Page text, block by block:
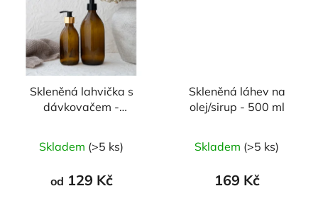
Skleněná lahvička s
dávkovačem -
Skladem (>5 ks)
od 129 Kč
Skleněná láhev na
olej/sirup - 500 ml
hodnocení
produktu
Skladem (>5 ks)
169 Kč